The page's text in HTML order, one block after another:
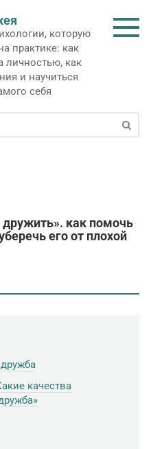
которую
практике: как
личностью, как
и научиться
себя
дружить». как помочь
его от плохой
качества